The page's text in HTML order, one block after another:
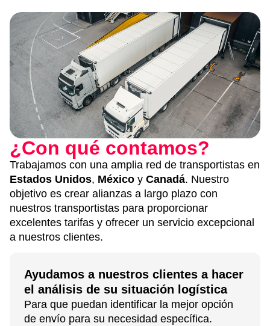
¿Con qué contamos?
Trabajamos con una amplia red de transportistas en
Estados Unidos, México y Canadá. Nuestro
objetivo es crear alianzas a largo plazo con
nuestros transportistas para proporcionar
excelentes tarifas y ofrecer un servicio excepcional
a nuestros clientes.
Ayudamos a nuestros clientes a hacer
el análisis de su situación logística
Para que puedan identificar la mejor opción
de envío para su necesidad específica.